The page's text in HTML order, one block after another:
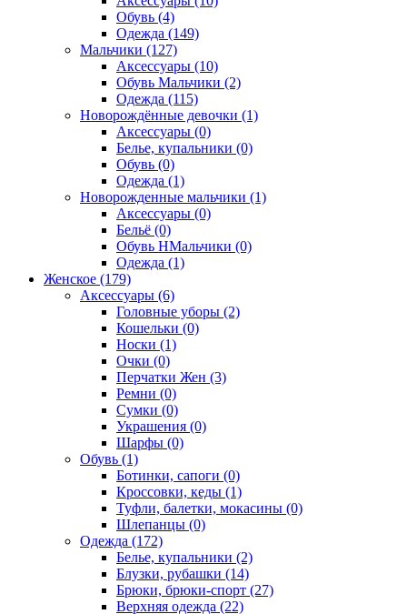
Обувь (4)
Одежда (149)
Мальчики (127)
Аксессуары (10)
Обувь Мальчики (2)
Одежда (115)
Новорождённые девочки (1)
Аксессуары (0)
Белье, купальники (0)
Обувь (0)
Одежда (1)
Новорожденные мальчики (1)
Аксессуары (0)
Бельё (0)
Обувь НМальчики (0)
Одежда (1)
Женское (179)
Аксессуары (6)
Головные уборы (2)
Кошельки (0)
Носки (1)
Очки (0)
Перчатки Жен (3)
Ремни (0)
Сумки (0)
Украшения (0)
Шарфы (0)
Обувь (1)
Ботинки, сапоги (0)
Кроссовки, кеды (1)
Туфли, балетки, мокасины (0)
Шлепанцы (0)
Одежда (172)
Белье, купальники (2)
Блузки, рубашки (14)
Брюки, брюки-спорт (27)
Верхняя одежда (22)